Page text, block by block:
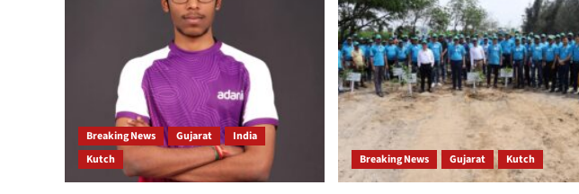
કરવા
મળશે
રૂપિયા
૫૦,૦૦૦નું
વિશેષ
પ્રોત્સાહન
પોર્ટલ:
સુશાસન
અને
ટેક્નોલોજીના
સંગમથી
હવે
કોઈ
લાઇન
જ
Breaking News Gujarat
India
Kutch
Breaking News Gujarat Kutch